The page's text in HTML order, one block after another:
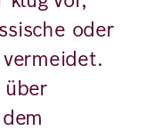
oder
über